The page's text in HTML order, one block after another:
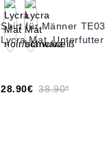
Shirt für Männer TE03
Lycra Mat, Unterfutter
28.90€ 38.90*